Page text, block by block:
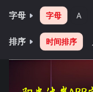
字母 字母 A
排序 时间排序